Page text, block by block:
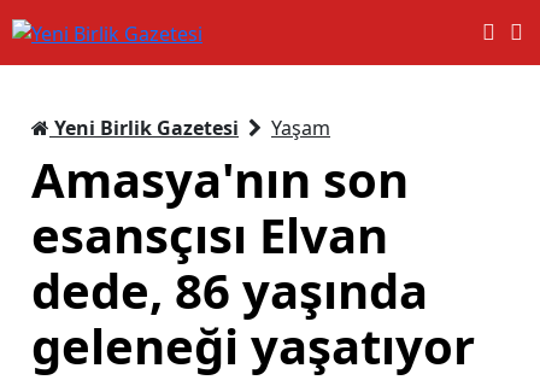
Yeni Birlik Gazetesi Yaşam
Amasya'nın son
esansçısı Elvan
dede, 86 yaşında
geleneği yaşatıyor